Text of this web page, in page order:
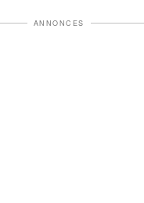
ANNONCES